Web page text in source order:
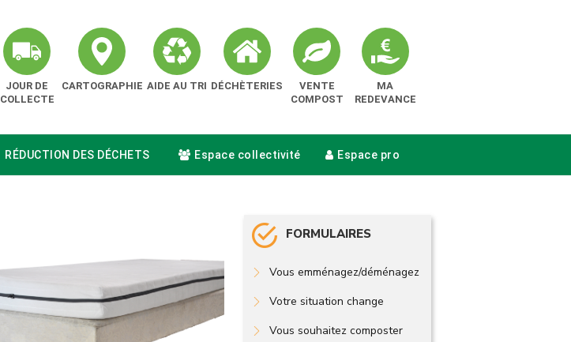
JOUR DE
COLLECTE
CARTOGRAPHIE AIDE AU TRI DÉCHÈTERIES
VENTE
COMPOST
MA
REDEVANCE
RÉDUCTION DES DÉCHETS Espace collectivité Espace pro
FORMULAIRES
Vous emménagez/déménagez
Votre situation change
Vous souhaitez composter